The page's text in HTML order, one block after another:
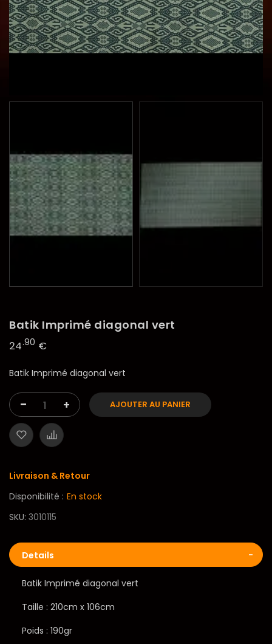
Batik Imprimé diagonal vert
24.90 €
Batik Imprimé diagonal vert
- + AJOUTER AU PANIER
Livraison & Retour
Disponibilité : En stock
SKU 3010115
Details
Batik Imprimé diagonal vert
Taille : 210cm x 106cm
Poids : 190gr